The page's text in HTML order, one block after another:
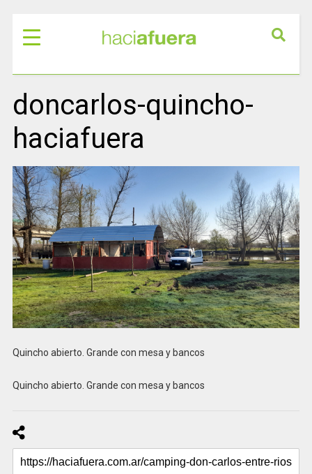
doncarlos-quincho-
haciafuera
Quincho abierto. Grande con mesa y bancos
Quincho abierto. Grande con mesa y bancos